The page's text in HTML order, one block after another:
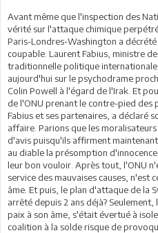
Avant même que l'inspection des
vérité sur l'attaque chimique
Paris-Londres-Washington a
coupable. Laurent Fabius, ministre
traditionnelle politique
aujourd'hui sur le psychodrame
Colin Powell à l'égard de l'Irak. Et
de l'ONU prenant le contre-pied des
Fabius et ses partenaires, a déclaré
affaire. Parions que les
d'avis puisqu'ils affirment
au diable la présomption
leur bon vouloir. Après tout, l'ONU
service des mauvaises causes, n'est
âme. Et puis, le plan d'attaque de la
arrêté depuis 2 ans déjà?
paix à son âme, s'était évertué à
coalition à la solde risque de